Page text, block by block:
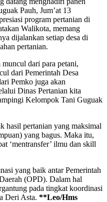
Pauh, Jum’at 13
program pertanian di
Walikota, memang
dijalankan setiap desa di
pertanian.
muncul dari para petani,
dari Pemerintah Desa
Pemko juga akan
Dinas Pertanian kita
Kelompok Tani Guguak
hasil pertanian yang maksimal
yang bagus. Maka itu,
‘mentransfer’ ilmu dan skill
yang baik antar Pemerintah
(OPD). Dalam hal
pada tingkat koordinasi
Deri Asta. **Leo/Hms